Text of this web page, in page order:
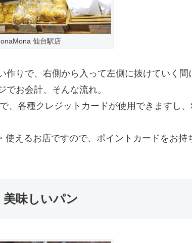
仙台駅店
作りで、右側から入って左側に抜けていく
でお会計、そんな流れ。
、各種クレジットカードが使用できますし
使えるお店ですので、ポイントカードをお持
味しいパン